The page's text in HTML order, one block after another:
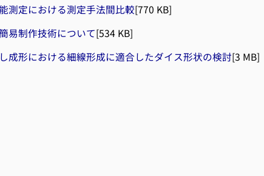
測定における測定手法間比較[770 KB]
易制作技術について[534 KB]
成形における細線形成に適合したダイス形状の検討[3 MB]